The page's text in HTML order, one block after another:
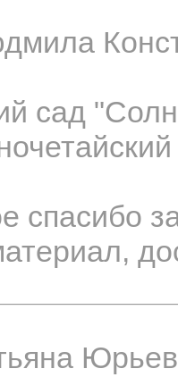
сад
спасибо